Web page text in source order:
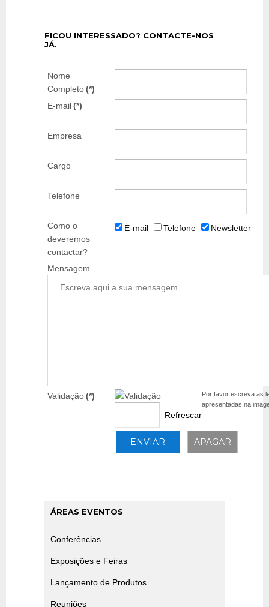
FICOU INTERESSADO? CONTACTE-NOS
JÁ.
Nome
Completo(*)
E-mail(*)
Empresa
Cargo
Telefone
Como o
deveremos
contactar?
E-mail Telefone Newsletter
Mensagem
Validação(*)
Refrescar
Por favor escreva as
apresentadas na
ÁREAS EVENTOS
Conferências
Exposições e Feiras
Lançamento de Produtos
Reuniões